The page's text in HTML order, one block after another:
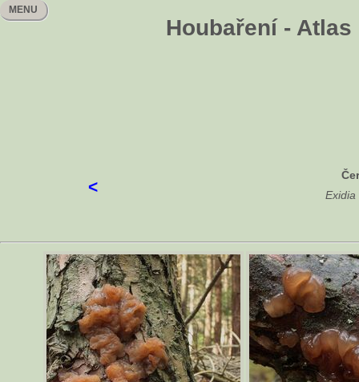
Houbaření -
MENU
<
Exidia